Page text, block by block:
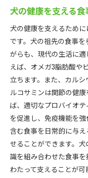
犬の健康を支える
犬の健康を支えるため
です。犬の祖先の食事
がらも、現代の生活に
えば、オメガ3脂肪酸や
立ちます。また、カル
ルコサミンは関節の健
ば、適切なプロバイオ
を促進し、免疫機能を
含む食事を日常的に与
せることができます。
識を組み合わせた食事
わたって支えることが可